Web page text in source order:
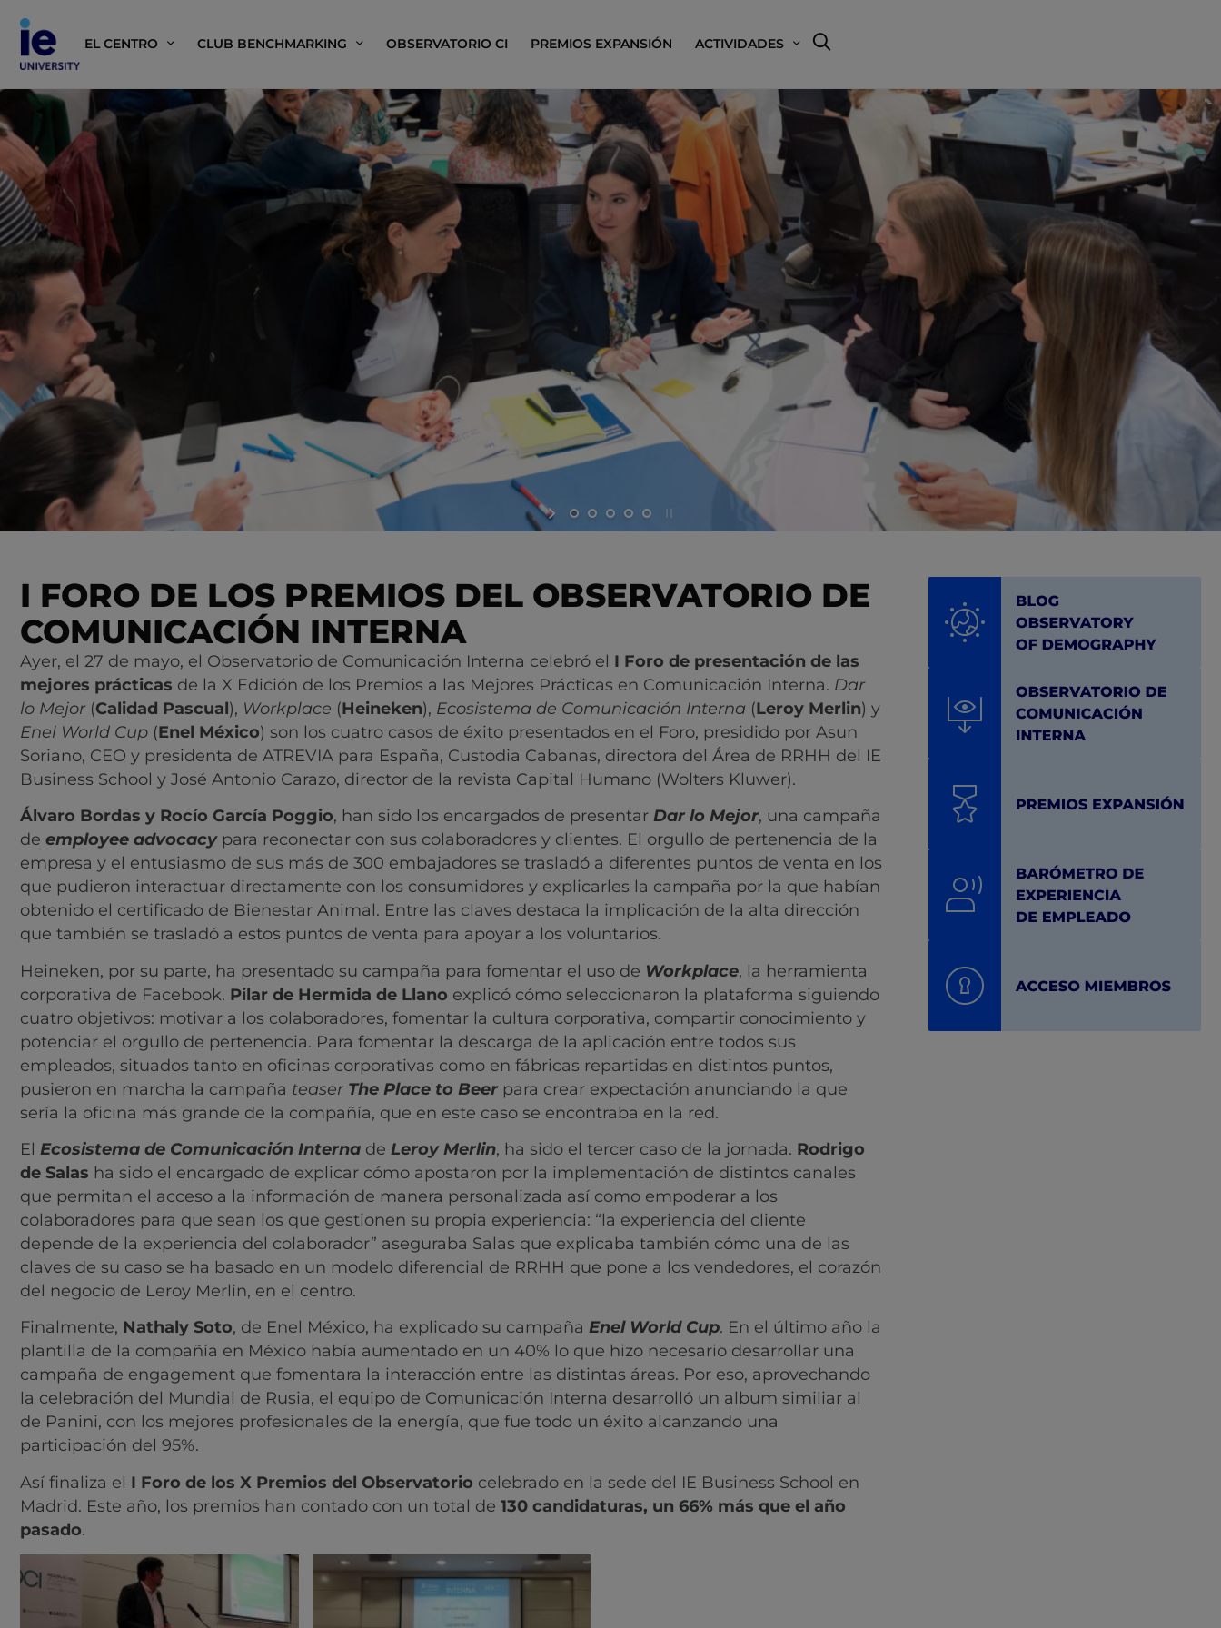
EL CENTRO CLUB BENCHMARKING OBSERVATORIO CI PREMIOS EXPANSIÓN ACTIVIDADES
I FORO DE LOS PREMIOS DEL OBSERVATORIO DE
COMUNICACIÓN INTERNA
Ayer, el 27 de mayo, el Observatorio de Comunicación Interna celebró el I Foro de presentación de las
mejores prácticas de la X Edición de los Premios a las Mejores Prácticas en Comunicación Interna. Dar
lo Mejor (Calidad Pascual), Workplace (Heineken), Ecosistema de Comunicación Interna (Leroy Merlin) y
Enel World Cup (Enel México) son los cuatro casos de éxito presentados en el Foro, presidido por Asun
Soriano, CEO y presidenta de ATREVIA para España, Custodia Cabanas, directora del Área de RRHH del IE
Business School y José Antonio Carazo, director de la revista Capital Humano (Wolters Kluwer).
Álvaro Bordas y Rocío García Poggio, han sido los encargados de presentar Dar lo Mejor, una campaña
de employee advocacypara reconectar con sus colaboradores y clientes. El orgullo de pertenencia de la
empresa y el entusiasmo de sus más de 300 embajadores se trasladó a diferentes puntos de venta en los
que pudieron interactuar directamente con los consumidores y explicarles la campaña por la que habían
obtenido el certificado de Bienestar Animal. Entre las claves destaca la implicación de la alta dirección
que también se trasladó a estos puntos de venta para apoyar a los voluntarios.
Heineken, por su parte, ha presentado su campaña para fomentar el uso de Workplace, la herramienta
corporativa de Facebook. Pilar de Hermida de Llano explicó cómo seleccionaron la plataforma siguiendo
cuatro objetivos: motivar a los colaboradores, fomentar la cultura corporativa, compartir conocimiento y
potenciar el orgullo de pertenencia. Para fomentar la descarga de la aplicación entre todos sus
empleados, situados tanto en oficinas corporativas como en fábricas repartidas en distintos puntos,
pusieron en marcha la campaña teaser The Place to Beer para crear expectación anunciando la que
sería la oficina más grande de la compañía, que en este caso se encontraba en la red.
El Ecosistema de Comunicación Interna de Leroy Merlin, ha sido el tercer caso de la jornada. Rodrigo
de Salas ha sido el encargado de explicar cómo apostaron por la implementación de distintos canales
que permitan el acceso a la información de manera personalizada así como empoderar a los
colaboradores para que sean los que gestionen su propia experiencia: “la experiencia del cliente
depende de la experiencia del colaborador” aseguraba Salas que explicaba también cómo una de las
claves de su caso se ha basado en un modelo diferencial de RRHH que pone a los vendedores, el corazón
del negocio de Leroy Merlin, en el centro.
Finalmente, Nathaly Soto, de Enel México, ha explicado su campaña Enel World Cup. En el último año la
plantilla de la compañía en México había aumentado en un 40% lo que hizo necesario desarrollar una
campaña de engagement que fomentara la interacción entre las distintas áreas. Por eso, aprovechando
la celebración del Mundial de Rusia, el equipo de Comunicación Interna desarrolló un album similiar al
de Panini, con los mejores profesionales de la energía, que fue todo un éxito alcanzando una
participación del 95%.
Así finaliza el I Foro de los X Premios del Observatorio celebrado en la sede del IE Business School en
Madrid. Este año, los premios han contado con un total de 130 candidaturas, un 66% más que el año
pasado.